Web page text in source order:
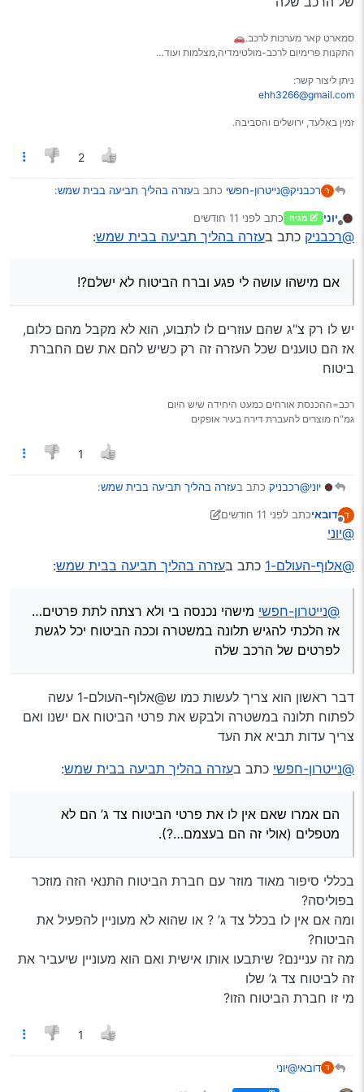
כמובן שווה לו לשלם על זה כי לו זה קשה מצד השפה ועוד.סמארט קאר מערכות לרכב.🚗
התקנות פרימיום לרכב-מולטימדיה,מצלמות ועוד…
ניתן ליצור קשר:
ehh3266@gmail.com
זמין באלעד, ירושלים והסביבה.
2
ר רכבניק@נייטרון-חפשי כתב בעזרה בהליך תביעה בבית שמש:
הוא לקח רק את פרטי ביטוח החובה וזה אותה חברה בה
אם מישהו עושה לי פגע וברח הביטוח לא ישלם?!
יוני מגיה כתב לפני 11 חודשים
נערך לאחרונה על ידי
@רכבניק כתב בעזרה בהליך תביעה בבית שמש:
אם מישהו עושה לי פגע וברח הביטוח לא ישלם?!
יש לו רק צ"ג שהם עוזרים לו לתבוע, הוא לא מקבל מהם כלום,
אז הם טוענים שכל העזרה זה רק כשיש להם את שם החברת
ביטוח
רכב=ההכנסת אורחים כמעט היחידה שיש היום
גמ"ח מוצרים להעברת דירה בעיר אופקים
1
יוני@רכבניק כתב בעזרה בהליך תביעה בבית שמש:
יש לו רק צ"ג שהם עוזרים לו לתבוע, הוא לא מקבל מהם כלום, אז
ד
מנותק
דובאיכתב לפני 11 חודשים
נערך לאחרונה על ידי דובאי
@יוני
@אלוף-העולם-1
כתב בעזרה בהליך תביעה בבית שמש:
@נייטרון-חפשי מישהי נכנסה בי ולא רצתה לתת פרטים…
אז הלכתי להגיש תלונה במשטרה וככה הביטוח יכל לגשת
לפרטים של הרכב שלה
דבר ראשון הוא צריך לעשות כמו ש@אלוף-העולם-1 עשה
לפתוח תלונה במשטרה ולבקש את פרטי הביטוח אם ישנו ואם
צריך עדות תביא את העד
@נייטרון-חפשי כתב בעזרה בהליך תביעה בבית שמש:
הם אמרו שאם אין לו את פרטי הביטוח צד ג’ הם לא
מטפלים (אולי זה הם בעצמם…?).
בכללי סיפור מאוד מוזר עם חברת הביטוח התנאי הזה מוזכר
בפוליסה?
ומה אם אין לו בכלל צד ג’ ? או שהוא לא מעוניין להפעיל את
הביטוח?
מה זה עניינם? שיתבעו אותו אישית ואם הוא מעוניין שיעביר את
זה לביטוח צד ג’ שלו
מי זו חברת הביטוח הזו?
1
ד דובאי@יוני